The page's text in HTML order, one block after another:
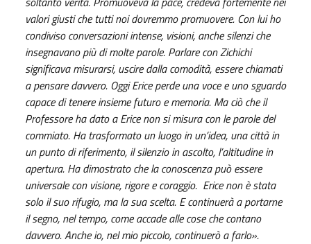
valori giusti che tutti noi dovremmo promuovere. Con lui ho
condiviso conversazioni intense, visioni, anche silenzi che
insegnavano più di molte parole. Parlare con Zichichi
significava misurarsi, uscire dalla comodità, essere chiamati
a pensare davvero. Oggi Erice perde una voce e uno sguardo
capace di tenere insieme futuro e memoria. Ma ciò che il
Professore ha dato a Erice non si misura con le parole del
commiato. Ha trasformato un luogo in un’idea, una città in
un punto di riferimento, il silenzio in ascolto, l’altitudine in
apertura. Ha dimostrato che la conoscenza può essere
universale con visione, rigore e coraggio. Erice non è stata
solo il suo rifugio, ma la sua scelta. E continuerà a portarne
il segno, nel tempo, come accade alle cose che contano
davvero. Anche io, nel mio piccolo, continuerò a farlo».